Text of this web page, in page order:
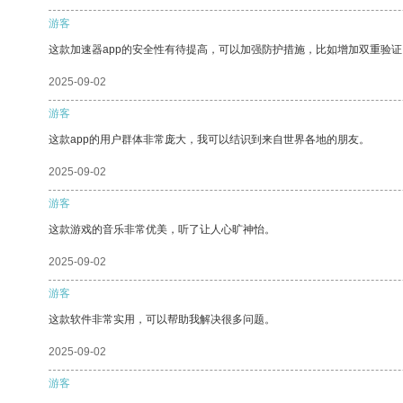
游客
这款加速器app的安全性有待提高，可以加强防护措施，比如增加双重验
2025-09-02
游客
这款app的用户群体非常庞大，我可以结识到来自世界各地的朋友。
2025-09-02
游客
这款游戏的音乐非常优美，听了让人心旷神怡。
2025-09-02
游客
这款软件非常实用，可以帮助我解决很多问题。
2025-09-02
游客